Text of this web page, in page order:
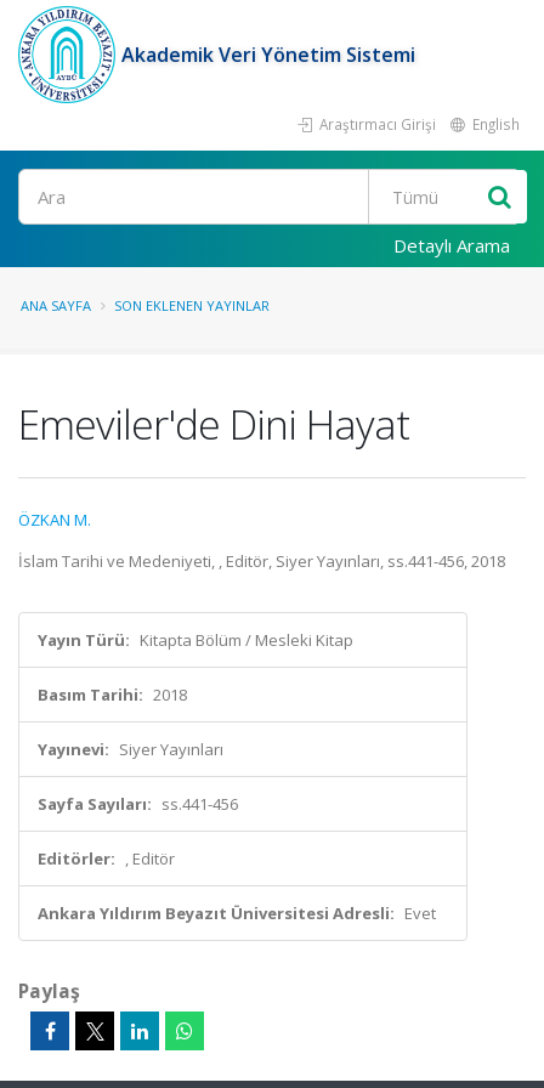
Akademik Veri Yönetim Sistemi
Araştırmacı Girişi English
Ara
Detaylı Arama
ANA SAYFA SON EKLENEN YAYINLAR
Emeviler'de Dini Hayat
ÖZKAN M.
İslam Tarihi ve Medeniyeti, , Editör, Siyer Yayınları, ss.441-456, 2018
Yayın Türü: Kitapta Bölüm / Mesleki Kitap
Basım Tarihi: 2018
Yayınevi: Siyer Yayınları
Sayfa Sayıları: ss.441-456
Editörler: , Editör
Ankara Yıldırım Beyazıt Üniversitesi Adresli: Evet
Paylaş